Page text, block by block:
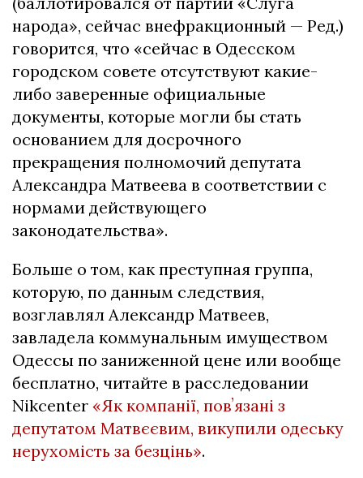
народа», сейчас внефракционный — Ред.)
говорится, что «сейчас в Одесском
городском совете отсутствуют какие-
либо заверенные официальные
документы, которые могли бы стать
основанием для досрочного
прекращения полномочий депутата
Александра Матвеева в соответствии с
нормами действующего
законодательства».
Больше о том, как преступная группа,
которую, по данным следствия,
возглавлял Александр Матвеев,
завладела коммунальным имуществом
Одессы по заниженной цене или вообще
бесплатно, читайте в расследовании
Nikcenter «Як компанії, повʼязані з
депутатом Матвєєвим, викупили одеську
нерухомість за безцінь».